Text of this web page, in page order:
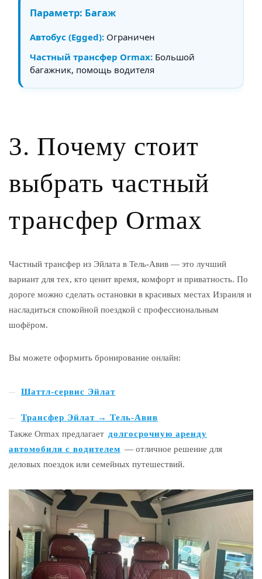
Багаж
Ограничен
Большой
багажник, помощь водителя
3. Почему стоит
выбрать частный
трансфер Ormax
Частный трансфер из Эйлата в Тель-Авив — это лучший
вариант для тех, кто ценит время, комфорт и приватность. По
дороге можно сделать остановки в красивых местах Израиля и
насладиться спокойной поездкой с профессиональным
шофёром.
Вы можете оформить бронирование онлайн:
Шаттл-сервис Эйлат
Трансфер Эйлат → Тель-Авив
Также Ormax предлагает долгосрочную аренду
автомобиля с водителем — отличное решение для
деловых поездок или семейных путешествий.